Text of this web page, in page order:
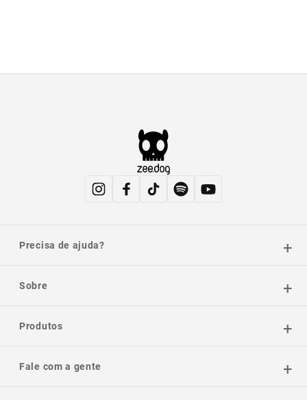
Precisa de ajuda?
Sobre
Produtos
Fale com a gente